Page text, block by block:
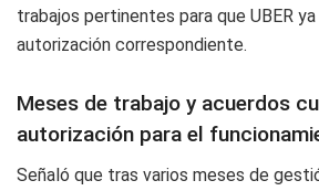
trabajos pertinentes para que UBER
autorización correspondiente.
Meses de trabajo y acuerdos
autorización para el
Señaló que tras varios meses de